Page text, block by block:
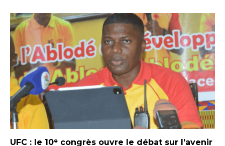
UFC : le 10ᵉ congrès ouvre le débat sur l’avenir